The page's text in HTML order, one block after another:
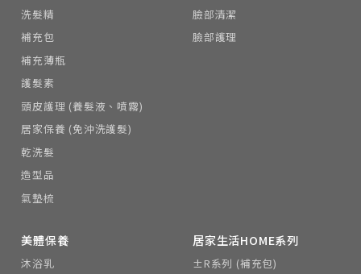
洗髮精
補充包
補充薄瓶
護髮素
頭皮護理 (養髮液、噴霧)
居家保養 (免沖洗護髮)
乾洗髮
造型品
氣墊梳
臉部清潔
臉部護理
美體保養
沐浴乳
居家生活HOME系列
±R系列 (補充包)